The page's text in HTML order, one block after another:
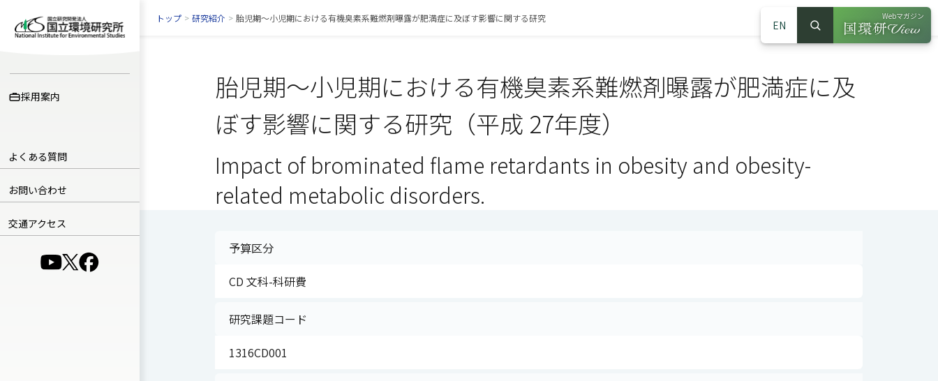
採用案内
よくある質問
お問い合わせ
交通アクセス
（別ウインドウで開きます）
（別ウインドウで開きます）
（別ウインドウで開きます）
EN
サイト内検索
検索
Webマガジン
（別ウインドウ
トップ > 研究紹介 > 胎児期〜小児期における有機臭素系難燃剤曝露が肥満症に及ぼす影響に関する研究
胎児期〜小児期における有機臭素系難燃剤曝露が肥満症に及
ぼす影響に関する研究（平成 27年度）
Impact of brominated flame retardants in obesity and obesity-
related metabolic disorders.
予算区分
CD 文科-科研費
研究課題コード
1316CD001